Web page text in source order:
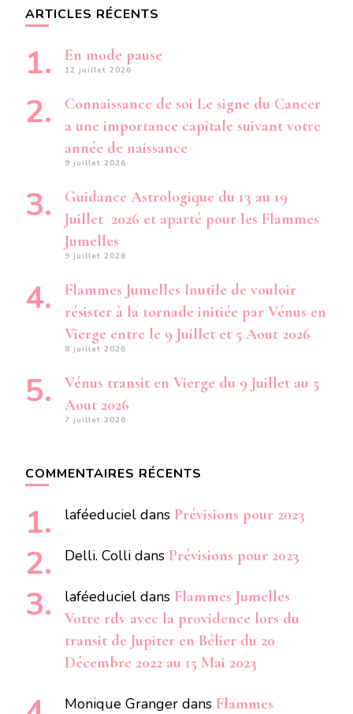
ARTICLES RÉCENTS
En mode pause
12 juillet 2026
Connaissance de soi Le signe du Cancer
a une importance capitale suivant votre
année de naissance
9 juillet 2026
Guidance Astrologique du 13 au 19
Juillet 2026 et aparté pour les Flammes
Jumelles
9 juillet 2026
Flammes Jumelles Inutile de vouloir
résister à la tornade initiée par Vénus en
Vierge entre le 9 Juillet et 5 Aout 2026
8 juillet 2026
Vénus transit en Vierge du 9 Juillet au 5
Aout 2026
7 juillet 2026
COMMENTAIRES RÉCENTS
laféeduciel dans Prévisions pour 2023
Delli. Colli dans Prévisions pour 2023
laféeduciel dans Flammes Jumelles
Votre rdv avec la providence lors du
transit de Jupiter en Bélier du 20
Décembre 2022 au 15 Mai 2023
Monique Granger dans Flammes